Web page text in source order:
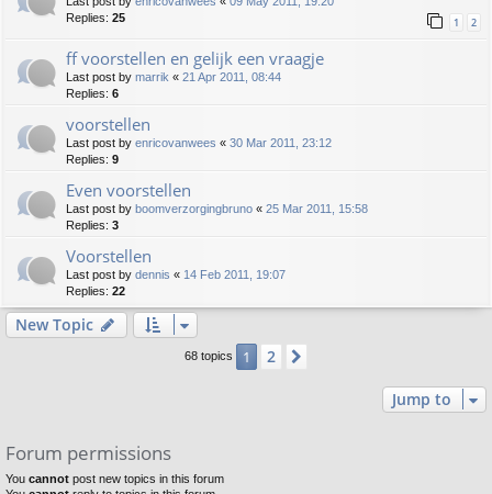
Replies: 25 1 2
ff voorstellen en gelijk een vraagje
Last post by marrik « 21 Apr 2011, 08:44
Replies: 6
voorstellen
Last post by enricovanwees « 30 Mar 2011, 23:12
Replies: 9
Even voorstellen
Last post by boomverzorgingbruno « 25 Mar 2011, 15:58
Replies: 3
Voorstellen
Last post by dennis « 14 Feb 2011, 19:07
Replies: 22
New Topic
68 topics 1 2
Jump to
Forum permissions
You cannot post new topics in this forum